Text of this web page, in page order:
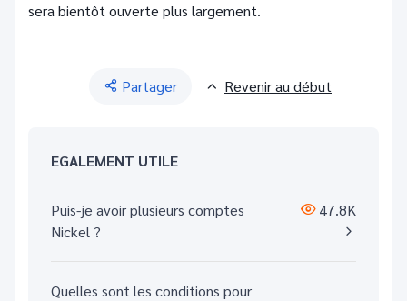
sera bientôt ouverte plus largement.
Partager Revenir au début
EGALEMENT UTILE
Puis-je avoir plusieurs comptes
Nickel ?
47.8K
Quelles sont les conditions pour